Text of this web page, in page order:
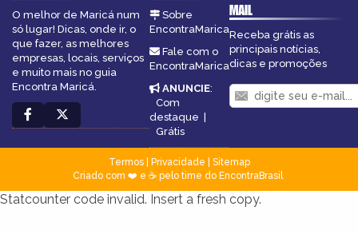
O melhor de Maricá num
só lugar! Dicas, onde ir, o
que fazer, as melhores
empresas, locais, serviços
e muito mais no guia
Encontra Maricá.
Sobre
EncontraMarica
Fale com o
EncontraMarica
ANUNCIE:
Com
destaque |
Grátis
MAIL
Receba grátis as
principais notícias,
dicas e promoções
Termos| Privacidade
Sitemap
Criado com ❤️ e ☕ pelo time do EncontraBrasil
Statcounter code invalid. Insert a fresh copy.